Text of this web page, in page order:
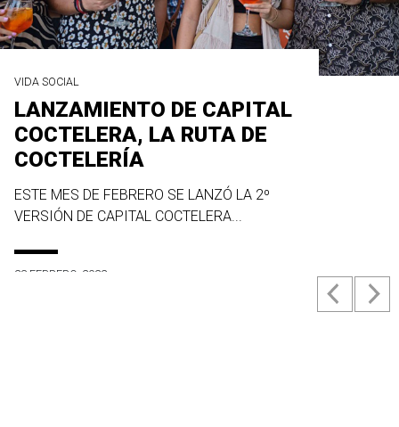
VIDA SOCIAL
LANZAMIENTO DE CAPITAL
COCTELERA, LA RUTA DE
COCTELERÍA
ESTE MES DE FEBRERO SE LANZÓ LA 2º
VERSIÓN DE CAPITAL COCTELERA...
23 FEBRERO, 2022